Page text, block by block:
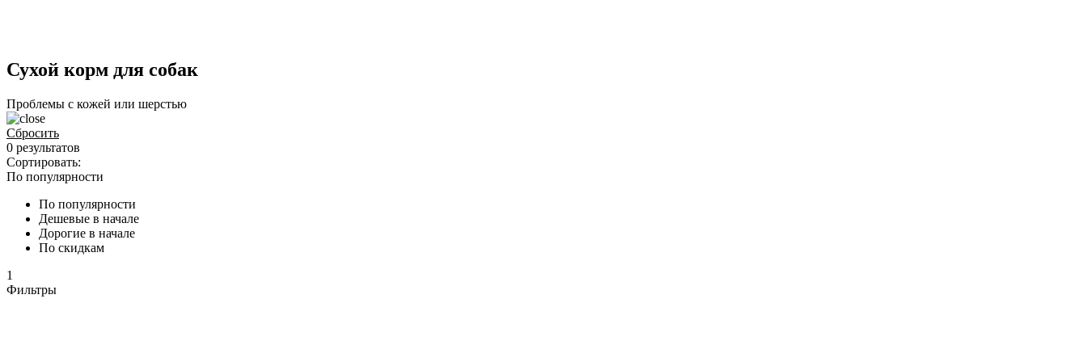
Сухой корм для собак
Проблемы с кожей или шерстью
Сбросить
0 результатов
Сортировать:
По популярности
По популярности
Дешевые в начале
Дорогие в начале
По скидкам
1
Фильтры